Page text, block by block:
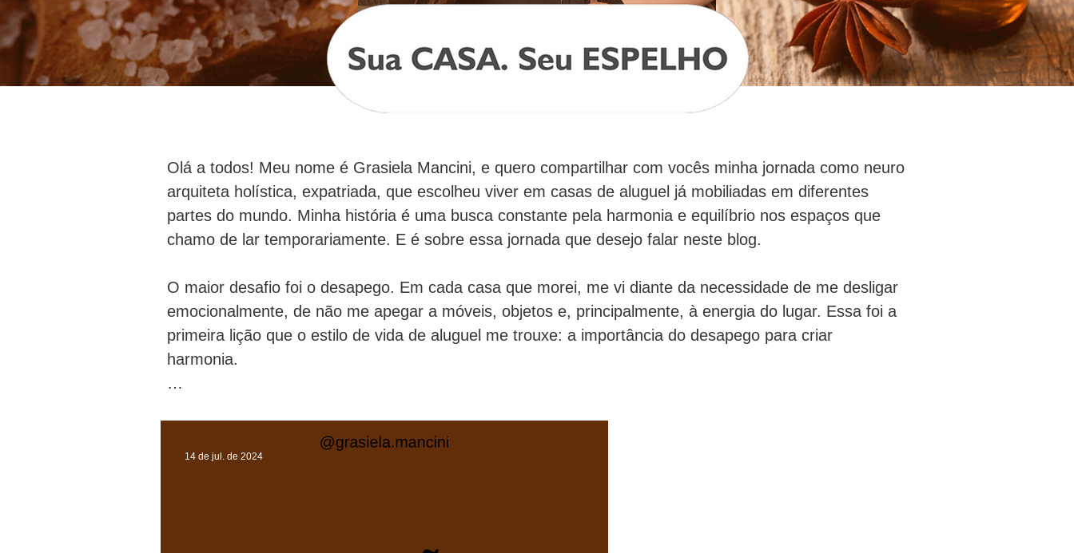
Olá a todos! Meu nome é Grasiela Mancini, e quero compartilhar com vocês minha jornada como neuro
arquiteta holística, expatriada, que escolheu viver em casas de aluguel já mobiliadas em diferentes
partes do mundo. Minha história é uma busca constante pela harmonia e equilíbrio nos espaços que
chamo de lar temporariamente. E é sobre essa jornada que desejo falar neste blog.
O maior desafio foi o desapego. Em cada casa que morei, me vi diante da necessidade de me desligar
emocionalmente, de não me apegar a móveis, objetos e, principalmente, à energia do lugar. Essa foi a
primeira lição que o estilo de vida de aluguel me trouxe: a importância do desapego para criar
harmonia.
energia, também percebia como os espaços alugados frequentemente tinham uma energia residual de
14 de jul. de 2024